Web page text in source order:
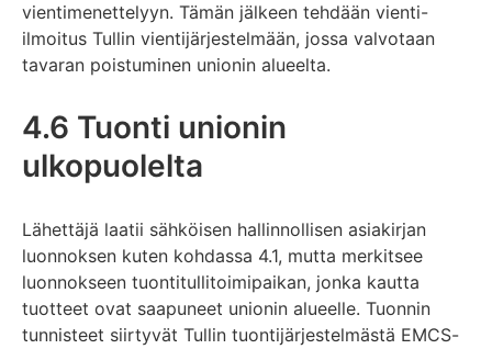
vientimenettelyyn. Tämän jälkeen tehdään vienti-
ilmoitus Tullin vientijärjestelmään, jossa valvotaan
tavaran poistuminen unionin alueelta.
4.6 Tuonti unionin
ulkopuolelta
Lähettäjä laatii sähköisen hallinnollisen asiakirjan
luonnoksen kuten kohdassa 4.1, mutta merkitsee
luonnokseen tuontitullitoimipaikan, jonka kautta
tuotteet ovat saapuneet unionin alueelle. Tuonnin
tunnisteet siirtyvät Tullin tuontijärjestelmästä EMCS-